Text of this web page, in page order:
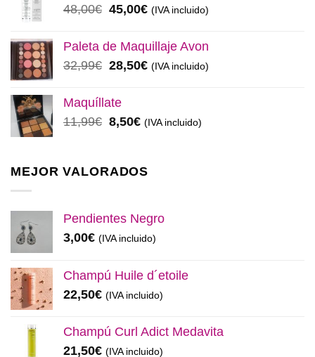
137,00€.130,00€.
48,00€ El
original
48,00€.
45,00€El
actual
45,00€.
(IVA incluido)
Paleta de Maquillaje Avon
32,99€ El
original
32,99€.
28,50€El
28,50€.
(IVA incluido)
Maquíllate
11,99€ El
era:
8,50€El
es:
(IVA incluido)
MEJOR VALORADOS
Pendientes Negro
3,00€ (IVA incluido)
Champú Huile d´etoile
22,50€ (IVA incluido)
Champú Curl Adict Medavita
21,50€ (IVA incluido)